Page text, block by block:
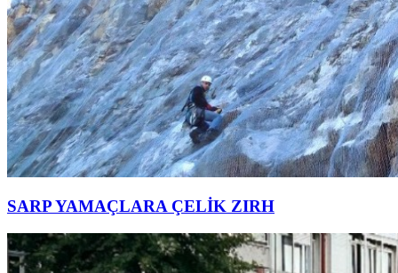
SARP YAMAÇLARA ÇELİK ZIRH